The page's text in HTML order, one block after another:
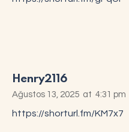
Henry2116
Ağustos 13, 2025 at 4:31 pm
https://shorturl.fm/KM7x7